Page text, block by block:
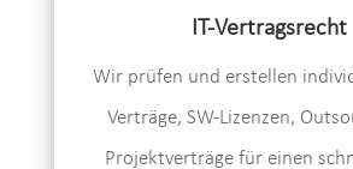
IT-Vertragsrecht
Wir prüfen und erstellen
Verträge, SW-Lizenzen,
Projektverträge für einen